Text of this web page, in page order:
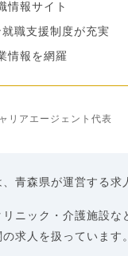
情報サイト
職支援制度が充実
情報を網羅
リアエージェント代表
青森県が運営する求
ニック・介護施設な
求人を扱っています。